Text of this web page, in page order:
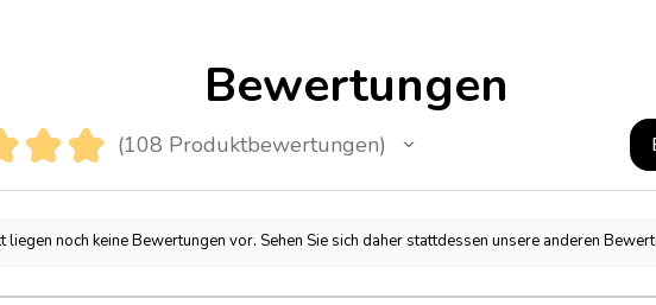
Bewertungen
★ ★ 108 Produktbewertungen
108
liegen noch keine Bewertungen vor. Sehen Sie sich daher stattdessen unsere anderen